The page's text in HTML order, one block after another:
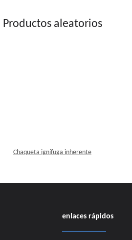
Productos aleatorios
Chaqueta ignífuga inherente
enlaces rápidos